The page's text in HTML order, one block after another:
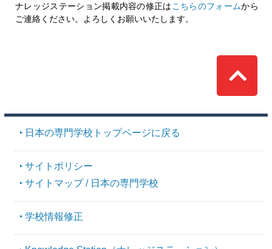
ナレッジステーション掲載内容の修正は こちらのフォームから
ご連絡ください。よろしくお願いいたします。
Top
日本の専門学校トップページに戻る
サイトポリシー
サイトマップ / 日本の専門学校
学校情報修正